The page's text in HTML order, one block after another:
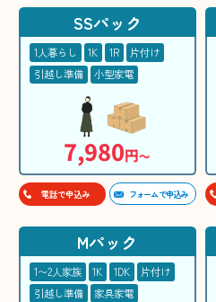
SSパック
1人暮らし 1K 1R
片付け
引越し準備
小型家電
7,980円〜
電話で申込み フォームで申込み
Mパック
1〜2人家族 1K 1DK
片付け
引越し準備
家具家電